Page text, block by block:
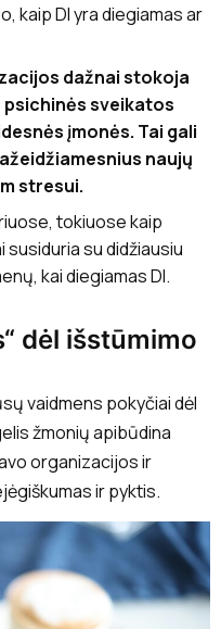
kaip DI yra diegiamas ar
dažnai stokoja
sveikatos
įmonės. Tai gali
naujų
stresui.
tokiuose kaip
susiduria su didžiausiu
kai diegiamas DI.
dėl išstūmimo
vaidmens pokyčiai dėl
žmonių apibūdina
organizacijos ir
ir pyktis.